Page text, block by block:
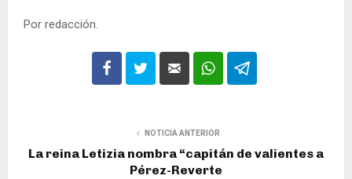
Por redacción.
NOTICIA ANTERIOR
La reina Letizia nombra “capitán de valientes a
Pérez-Reverte